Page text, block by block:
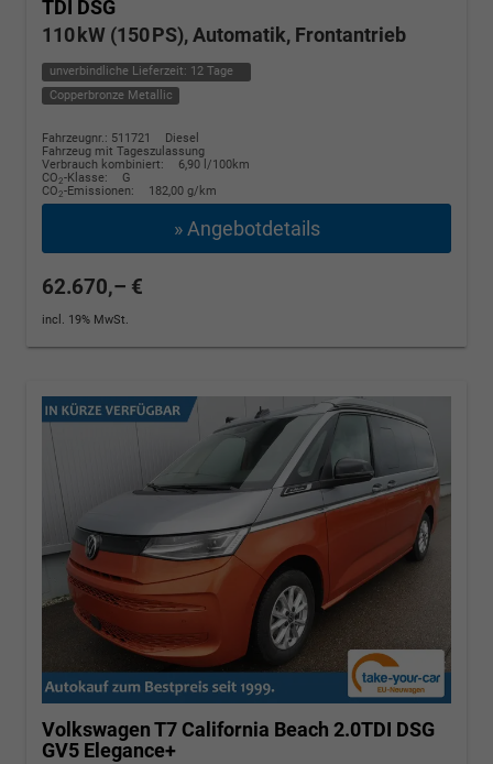
TDI DSG
110 kW (150 PS), Automatik, Frontantrieb
unverbindliche Lieferzeit: 12 Tage
Copperbronze Metallic
Fahrzeugnr.: 511721
Diesel
Fahrzeug mit Tageszulassung
Verbrauch kombiniert:
6,90 l/100km
CO2-Klasse:
G
CO2-Emissionen: 182,00 g/km
» Angebotdetails
62.670,– €
incl. 19% MwSt.
Volkswagen T7 California Beach 2.0TDI DSG
GV5 Elegance+